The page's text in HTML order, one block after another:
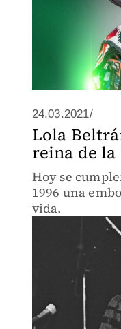
24.03.2021/
Lola
reina de
Hoy se
1996 una
vida.